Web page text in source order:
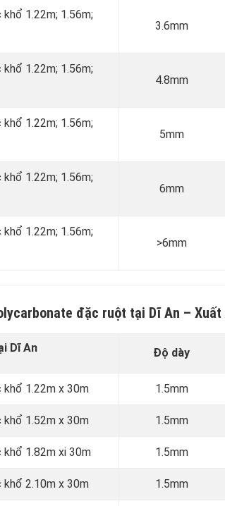
1.22m; 1.56m;
3.6mm
1.22m; 1.56m;
4.8mm
1.22m; 1.56m;
5mm
1.22m; 1.56m;
6mm
1.22m; 1.56m;
>6mm
đặc ruột tại Dĩ An –
Dĩ An Độ dày
1.22m x 30m 1.5mm
1.52m x 30m 1.5mm
1.82m xi 30m 1.5mm
2.10m x 30m 1.5mm